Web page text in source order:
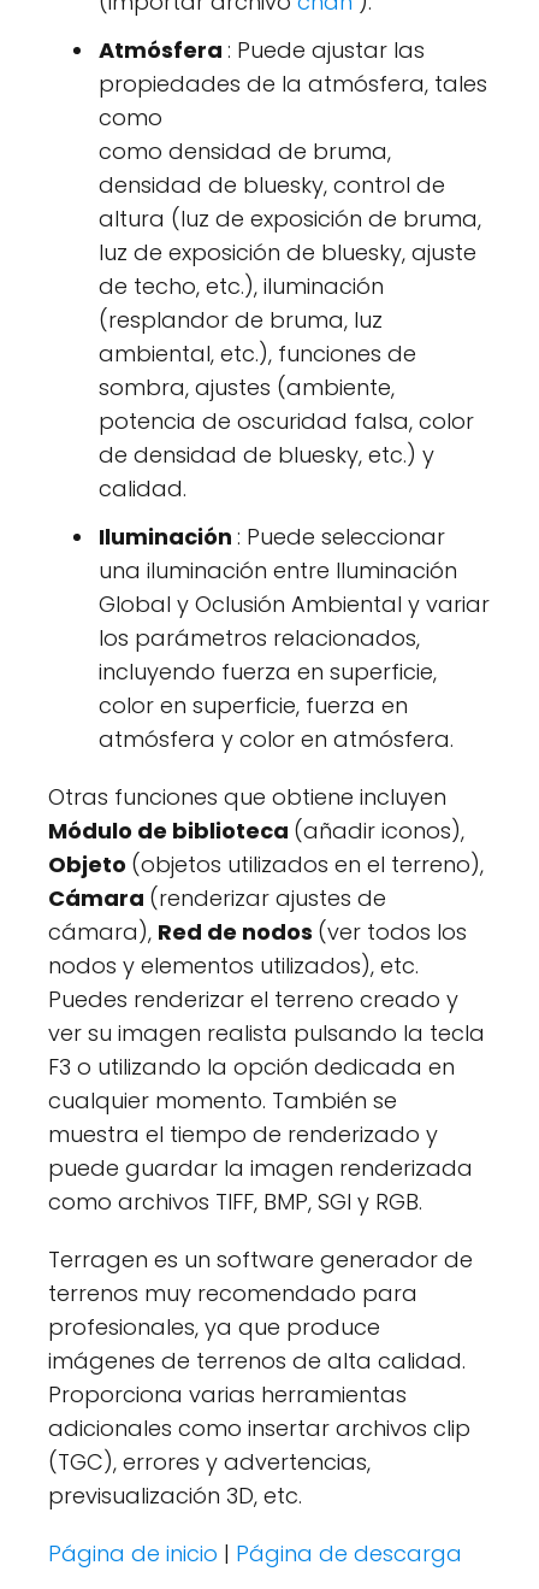
Atmósfera : Puede ajustar las
propiedades de la atmósfera, tales
como
como densidad de bruma,
densidad de bluesky, control de
altura (luz de exposición de bruma,
luz de exposición de bluesky, ajuste
de techo, etc.), iluminación
(resplandor de bruma, luz
ambiental, etc.), funciones de
sombra, ajustes (ambiente,
potencia de oscuridad falsa, color
de densidad de bluesky, etc.) y
calidad.
Iluminación : Puede seleccionar
una iluminación entre Iluminación
Global y Oclusión Ambiental y variar
los parámetros relacionados,
incluyendo fuerza en superficie,
color en superficie, fuerza en
atmósfera y color en atmósfera.
Otras funciones que obtiene incluyen
Módulo de biblioteca (añadir iconos),
Objeto (objetos utilizados en el terreno),
Cámara (renderizar ajustes de
cámara), Red de nodos (ver todos los
nodos y elementos utilizados), etc.
Puedes renderizar el terreno creado y
ver su imagen realista pulsando la tecla
F3 o utilizando la opción dedicada en
cualquier momento. También se
muestra el tiempo de renderizado y
puede guardar la imagen renderizada
como archivos TIFF, BMP, SGI y RGB.
Terragen es un software generador de
terrenos muy recomendado para
profesionales, ya que produce
imágenes de terrenos de alta calidad.
Proporciona varias herramientas
adicionales como insertar archivos clip
(TGC), errores y advertencias,
previsualización 3D, etc.
Página de inicio | Página de descarga